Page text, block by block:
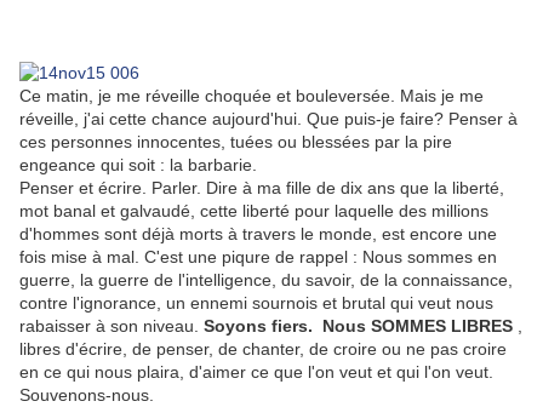
Ce matin, je me réveille choquée et bouleversée. Mais je me
réveille, j'ai cette chance aujourd'hui. Que puis-je faire? Penser à
ces personnes innocentes, tuées ou blessées par la pire
engeance qui soit : la barbarie.
Penser et écrire. Parler. Dire à ma fille de dix ans que la liberté,
mot banal et galvaudé, cette liberté pour laquelle des millions
d'hommes sont déjà morts à travers le monde, est encore une
fois mise à mal. C'est une piqure de rappel : Nous sommes en
guerre, la guerre de l'intelligence, du savoir, de la connaissance,
contre l'ignorance, un ennemi sournois et brutal qui veut nous
rabaisser à son niveau. Soyons fiers. Nous SOMMES LIBRES
libres d'écrire, de penser, de chanter, de croire ou ne pas croire
en ce qui nous plaira, d'aimer ce que l'on veut et qui l'on veut.
Souvenons-nous.